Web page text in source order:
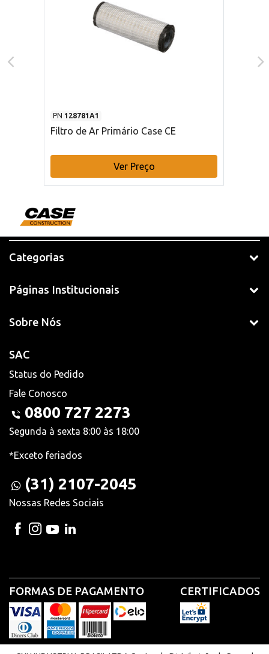
PN 128781A1
Filtro de Ar Primário Case CE
Ver Preço
Categorias
Páginas Institucionais
Sobre Nós
SAC
Status do Pedido
Fale Conosco
0800 727 2273
Segunda à sexta 8:00 às 18:00
*Exceto feriados
(31) 2107-2045
Nossas Redes Sociais
FORMAS DE PAGAMENTO CERTIFICADOS